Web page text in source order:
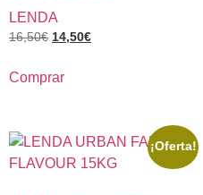
LENDA
16,50€ 14,50€
Comprar
¡Oferta!